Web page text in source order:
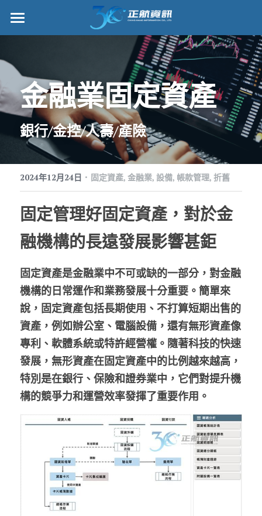
正航首頁
管理功能
標竿客戶
詢問/採購
客戶服務
正航願景
關於正航
股東專區
ESG永續經營
隱私權政策指南
聯絡正航
金融業固定資產
銀行/金控/人壽/產險
2024年12月24日 · 固定資產, 金融業, 設備, 帳款管理, 折舊
固定管理好固定資產，對於金
融機構的長遠發展影響甚鉅
固定資產是金融業中不可或缺的一部分，對金融
機構的日常運作和業務發展十分重要。簡單來
說，固定資產包括長期使用、不打算短期出售的
資產，例如辦公室、電腦設備，還有無形資產像
專利、軟體系統或特許經營權。隨著科技的快速
發展，無形資產在固定資產中的比例越來越高，
特別是在銀行、保險和證券業中，它們對提升機
構的競爭力和運營效率發揮了重要作用。